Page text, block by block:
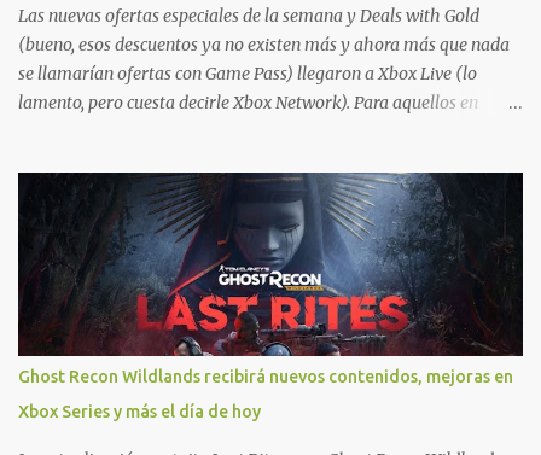
Las nuevas ofertas especiales de la semana y Deals with Gold
(bueno, esos descuentos ya no existen más y ahora más que nada
se llamarían ofertas con Game Pass) llegaron a Xbox Live (lo
lamento, pero cuesta decirle Xbox Network). Para aquellos en
jugarlos y mantener un progreso compartido en Windows PC y
Xbox, y tenemos un listado de juegos compatibles por acá . ¿Aún
necesitas una mano con las compras? Tenemos un tutorial extenso
o en vídeo para que se quiten todas las dudas generales de cómo
hacer compras en Xbox . Podes consultar un listado más completo
de promociones desde xbox.com. El post puede tener
actualizaciones regulares o cambios ante cualquier error. Ofertas
- Argentina Ofertas - Chile Ofertas - Colombia Ofertas - México
Ofertas - Estados Unidos Ofertas - España Todas las ofertas de
Xbox One también aplican a Xbox Series, a excepción de los jue...
Ghost Recon Wildlands recibirá nuevos contenidos, mejoras en
Xbox Series y más el día de hoy